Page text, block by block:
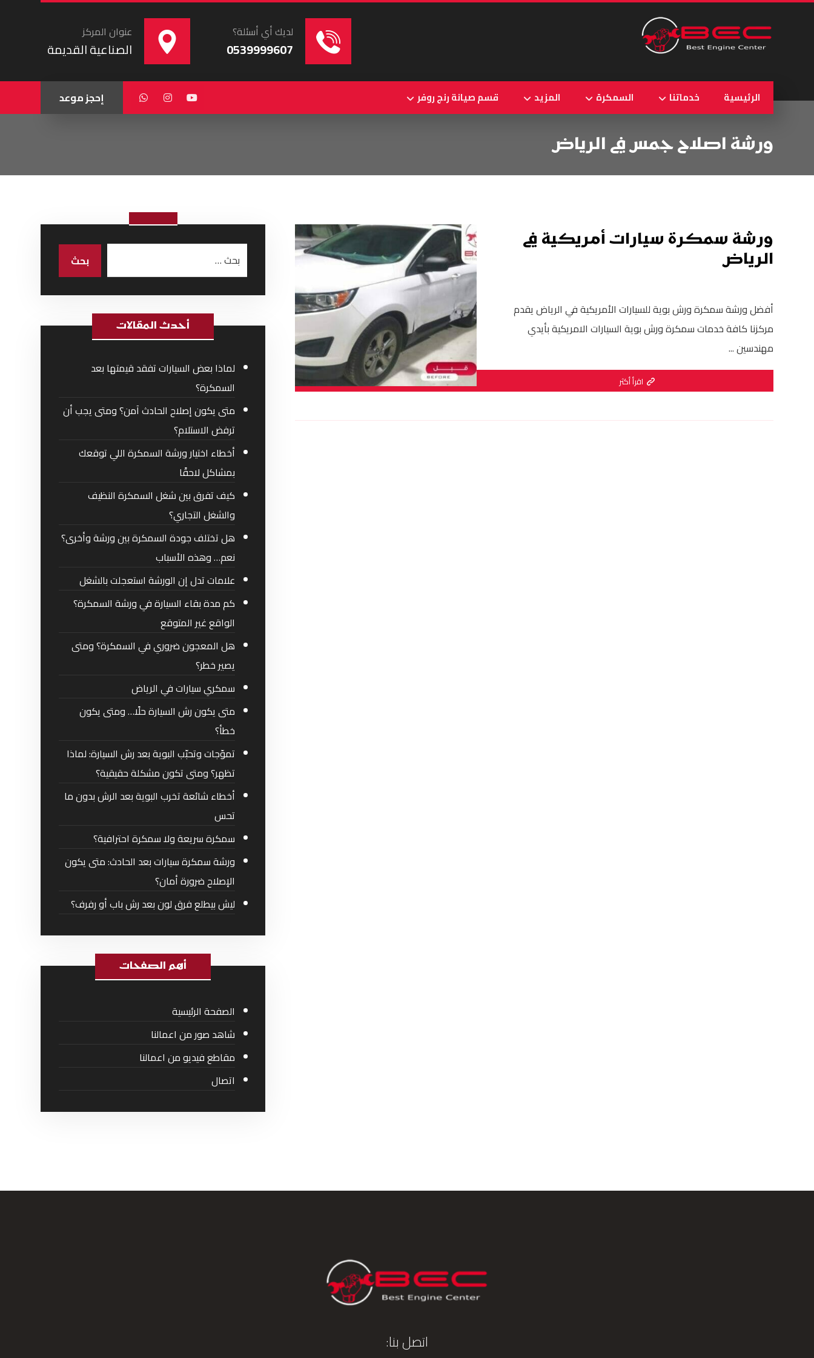
عنوان المركز
الصناعية القديمة
لديك أي أسئلة؟
0539999607
الرئيسية خدماتنا السمكرة المزيد قسم صيانة رنج روفر إحجز موعد
ورشة اصلاح جمس في الرياض
ورشة سمكرة سيارات أمريكية في
الرياض
أفضل ورشة سمكرة ورش بوية للسيارات الأمريكية في الرياض يقدم
مركزنا كافة خدمات سمكرة ورش بوية السيارات الامريكية بأيدي
مهندسين ...
اقرأ أكثر
أحدث المقالات
لماذا بعض السيارات تفقد قيمتها بعد
السمكرة؟
متى يكون إصلاح الحادث آمن؟ ومتى يجب أن
ترفض الاستلام؟
أخطاء اختيار ورشة السمكرة اللي توقعك
بمشاكل لاحقًا
كيف تفرق بين شغل السمكرة النظيف
والشغل التجاري؟
هل تختلف جودة السمكرة بين ورشة وأخرى؟
نعم… وهذه الأسباب
علامات تدل إن الورشة استعجلت بالشغل
كم مدة بقاء السيارة في ورشة السمكرة؟
الواقع غير المتوقع
هل المعجون ضروري في السمكرة؟ ومتى
يصير خطر؟
سمكري سيارات في الرياض
متى يكون رش السيارة حلًا… ومتى يكون
خطأ؟
تموّجات وتحبّب البوية بعد رش السيارة: لماذا
تظهر؟ ومتى تكون مشكلة حقيقية؟
أخطاء شائعة تخرب البوية بعد الرش بدون ما
تحس
سمكرة سريعة ولا سمكرة احترافية؟
ورشة سمكرة سيارات بعد الحادث: متى يكون
الإصلاح ضرورة أمان؟
ليش بيطلع فرق لون بعد رش باب أو رفرف؟
أهم الصفحات
الصفحة الرئيسية
شاهد صور من اعمالنا
مقاطع فيديو من اعمالنا
اتصال
اتصل بنا: